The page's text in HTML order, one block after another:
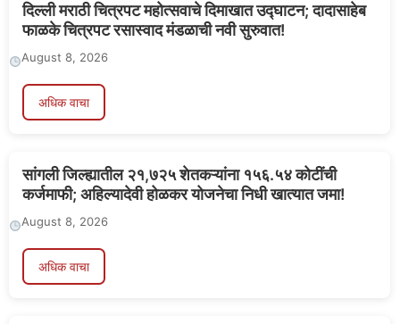
दिल्ली मराठी चित्रपट महोत्सवाचे दिमाखात उद्घाटन; दादासाहेब
फाळके चित्रपट रसास्वाद मंडळाची नवी सुरुवात!
August 8, 2026
अधिक वाचा
सांगली जिल्ह्यातील २१,७२५ शेतकऱ्यांना १५६.५४ कोटींची
कर्जमाफी; अहिल्यादेवी होळकर योजनेचा निधी खात्यात जमा!
August 8, 2026
अधिक वाचा